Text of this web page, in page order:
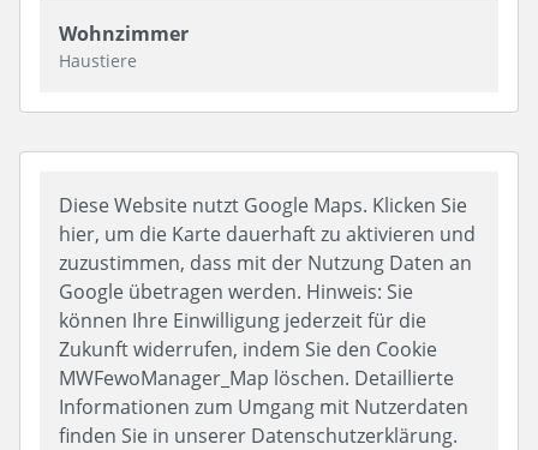
Wohnzimmer
Haustiere
Diese Website nutzt Google Maps. Klicken Sie
hier, um die Karte dauerhaft zu aktivieren und
zuzustimmen, dass mit der Nutzung Daten an
Google übetragen werden. Hinweis: Sie
können Ihre Einwilligung jederzeit für die
Zukunft widerrufen, indem Sie den Cookie
MWFewoManager_Map löschen. Detaillierte
Informationen zum Umgang mit Nutzerdaten
finden Sie in unserer Datenschutzerklärung.